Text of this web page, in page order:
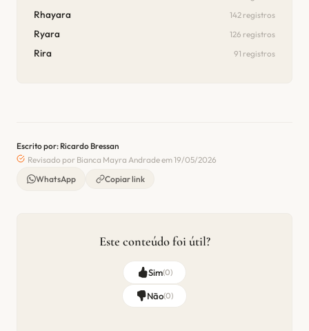
Rhayara 142 registros
Ryara 126 registros
Rira 91 registros
Escrito por: Ricardo Bressan
Revisado por Bianca Mayra Andrade em 19/05/2026
WhatsApp
Copiar link
Este conteúdo foi útil?
Sim(0)
Não(0)